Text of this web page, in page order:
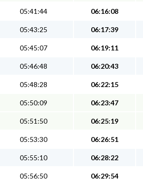
05:41:44 06:16:08
05:43:25 06:17:39
05:45:07 06:19:11
05:46:48 06:20:43
05:48:28 06:22:15
05:50:09 06:23:47
05:51:50 06:25:19
05:53:30 06:26:51
05:55:10 06:28:22
05:56:50 06:29:54